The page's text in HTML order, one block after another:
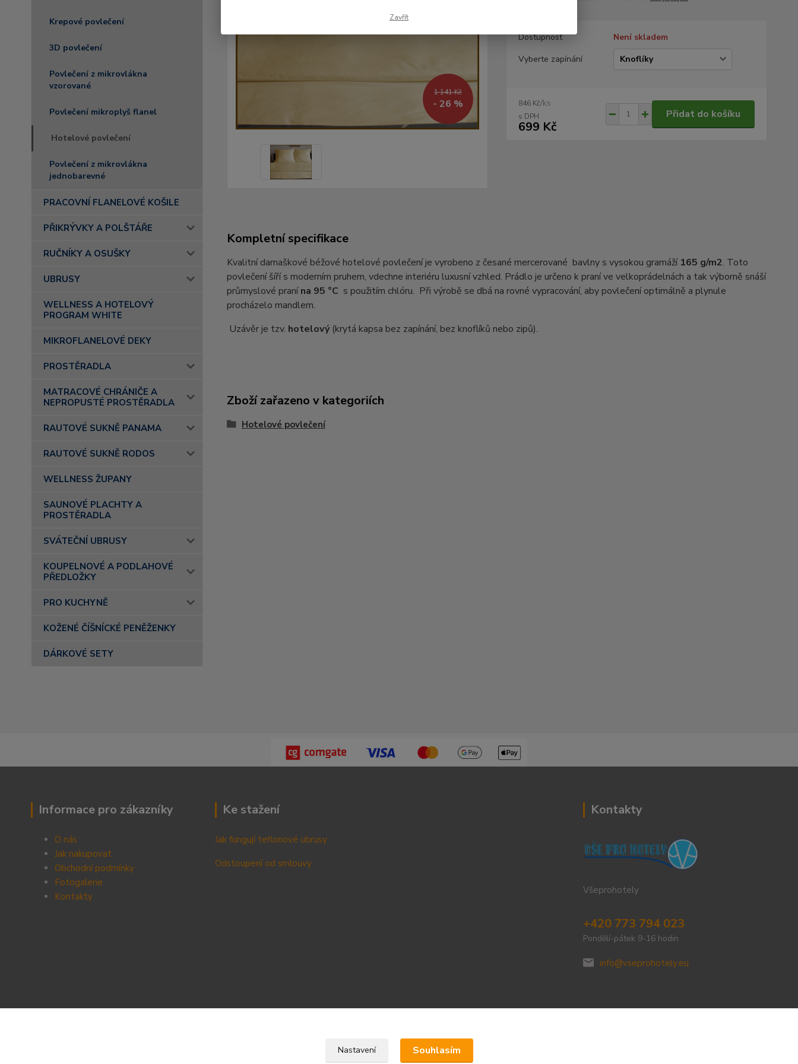
Krepové povlečení
3D povlečení
Povlečení z mikrovlákna
vzorované
Povlečení mikroplyš flanel
Hotelové povlečení
Povlečení z mikrovlákna
jednobarevné
PRACOVNÍ FLANELOVÉ KOŠILE
PŘIKRÝVKY A POLŠTÁŘE
RUČNÍKY A OSUŠKY
UBRUSY
WELLNESS A HOTELOVÝ
PROGRAM WHITE
MIKROFLANELOVÉ DEKY
PROSTĚRADLA
MATRACOVÉ CHRÁNIČE A
NEPROPUSTÉ PROSTĚRADLA
RAUTOVÉ SUKNĚ PANAMA
RAUTOVÉ SUKNĚ RODOS
WELLNESS ŽUPANY
SAUNOVÉ PLACHTY A
PROSTĚRADLA
SVÁTEČNÍ UBRUSY
KOUPELNOVÉ A PODLAHOVÉ
PŘEDLOŽKY
PRO KUCHYNĚ
KOŽENÉ ČÍŠNÍCKÉ PENĚŽENKY
DÁRKOVÉ SETY
1 141 Kč
- 26 %
Dostupnost
Není skladem
Vyberte zapínání
846 Kč/ks
699 Kč
Přidat do košíku
Kompletní specifikace
Kvalitní damaškové béžové hotelové povlečení je vyrobeno z česané mercerované bavlny s vysokou gramáží 165 g/m2. Toto
povlečení šíří s moderním pruhem, vdechne interiéru luxusní vzhled. Prádlo je určeno k praní ve velkoprádelnách a tak výborně snáší
průmyslové praní na 95 °C s použitím chlóru. Při výrobě se dbá na rovné vypracování, aby povlečení optimálně a plynule
procházelo mandlem.
Uzávěr je tzv. hotelový(krytá kapsa bez zapínání, bez knoflíků nebo zipů).
Zboží zařazeno v kategoriích
Hotelové povlečení
Informace pro zákazníky
O nás
Jak nakupovat
Obchodní podmínky
Fotogalerie
Kontakty
Ke stažení
Jak fungují teflonové ubrusy
Odstoupení od smlouvy
Kontakty
Všeprohotely
+420 773 794 023
Pondělí-pátek 9-16 hodin
info@vseprohotely.eu
Upravit sběr cookies.
Zavřít
Nastavení Souhlasím